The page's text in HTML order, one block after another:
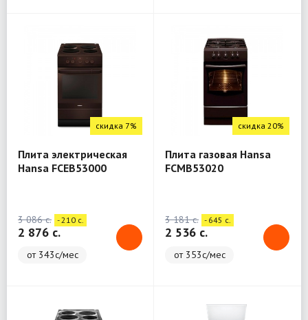
скидка 7%
Плита электрическая
Hansa FCEB53000
3 086 c. - 210 c.
2 876 c.
от 343с/мес
скидка 20%
Плита газовая Hansa
FCMB53020
3 181 c. - 645 c.
2 536 c.
от 353с/мес